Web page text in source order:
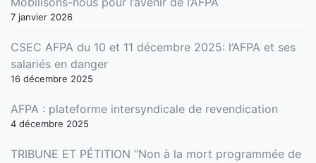
7 janvier 2026
CSEC AFPA du 10 et 11 décembre 2025: l’AFPA et ses
salariés en danger
16 décembre 2025
AFPA : plateforme intersyndicale de revendication
4 décembre 2025
TRIBUNE ET PÉTITION “Non à la mort programmée de